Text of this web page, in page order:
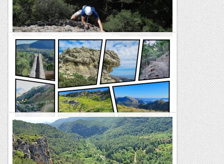
TrailRunningMallorca – Correr por la isla de Mallorca
La Ruta de la Seda a la Roca Subirana.
La Roca Subirana, en els verals del Santuari de Lord, vaig
descobrir-la el dia que vaig repetir l'Aresta dels Piteus (per
sortir encara al blog) i, la seva cara sud va atraure'm...
Romàntic Guerrer
Es Paraigo por el Clot de l’Infern y Molins de
Llinàs